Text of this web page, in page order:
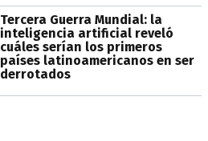
Tercera Guerra Mundial: la
inteligencia artificial reveló
cuáles serían los primeros
países latinoamericanos en ser
derrotados